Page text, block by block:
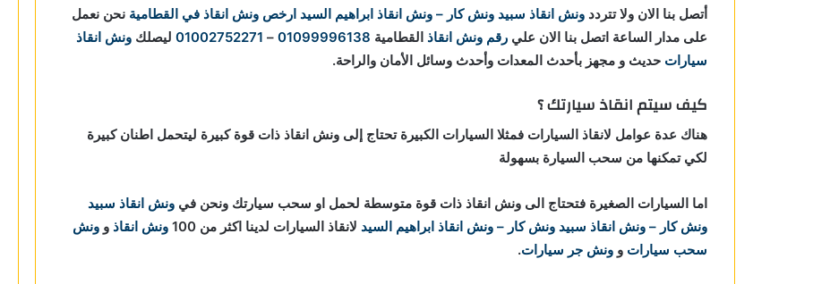
أتصل بنا الان ولا تتردد ونش انقاذ سبيد ونش كار – ونش انقاذ ابراهيم السيد ارخص ونش انقاذ في القطامية نحن نعمل
على مدار الساعة اتصل بنا الان علي رقم ونش انقاذ القطامية 01099996138
–
01002752271 ليصلك ونش انقاذ
سيارات حديث و مجهز بأحدث المعدات وأحدث وسائل الأمان والراحة.
كيف سيتم انقاذ سيارتك ؟
هناك عدة عوامل لانقاذ السيارات فمثلا السيارات الكبيرة تحتاج إلى ونش انقاذ ذات قوة كبيرة ليتحمل اطنان كبيرة
لكي تمكنها من سحب السيارة بسهولة
اما السيارات الصغيرة فتحتاج الى ونش انقاذ ذات قوة متوسطة لحمل او سحب سيارتك ونحن في ونش انقاذ سبيد
ونش كار – ونش انقاذ سبيد ونش كار – ونش انقاذ ابراهيم السيد لانقاذ السيارات لدينا اكثر من 100 ونش انقاذ و ونش
سحب سيارات و ونش جر سيارات.